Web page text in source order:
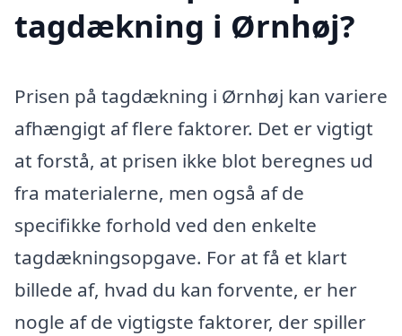
tagdækning i Ørnhøj?
Prisen på tagdækning i Ørnhøj kan variere
afhængigt af flere faktorer. Det er vigtigt
at forstå, at prisen ikke blot beregnes ud
fra materialerne, men også af de
specifikke forhold ved den enkelte
tagdækningsopgave. For at få et klart
billede af, hvad du kan forvente, er her
nogle af de vigtigste faktorer, der spiller